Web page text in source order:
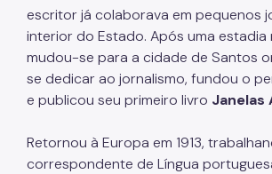
Informação Pública
Programas e Projetos
escritor já colaborava em pequenos
interior do Estado. Após uma estadia
mudou-se para a cidade de Santos
se dedicar ao jornalismo, fundou o
e publicou seu primeiro livro Janelas
Retornou à Europa em 1913,
correspondente de Língua